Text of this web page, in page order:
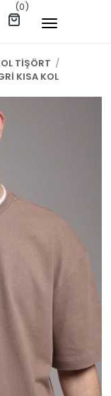
(0)
TİŞÖRT /
KISA KOL